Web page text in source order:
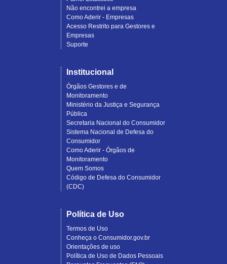
Não encontrei a empresa
Como Aderir - Empresas
Acesso Restrito para Gestores e
Empresas
Suporte
Institucional
Órgãos Gestores e de
Monitoramento
Ministério da Justiça e Segurança
Pública
Secretaria Nacional do Consumidor
Sistema Nacional de Defesa do
Consumidor
Como Aderir - Órgãos de
Monitoramento
Quem Somos
Código de Defesa do Consumidor
(CDC)
Política de Uso
Termos de Uso
Conheça o Consumidor.gov.br
Orientações de uso
Política de Uso de Dados Pessoais